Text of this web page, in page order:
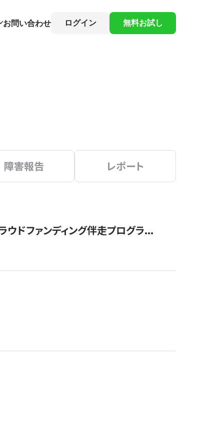
お問い合わせ ログイン 無料お試し
障害報告 レポート
ウドファンディング伴走プログラ...